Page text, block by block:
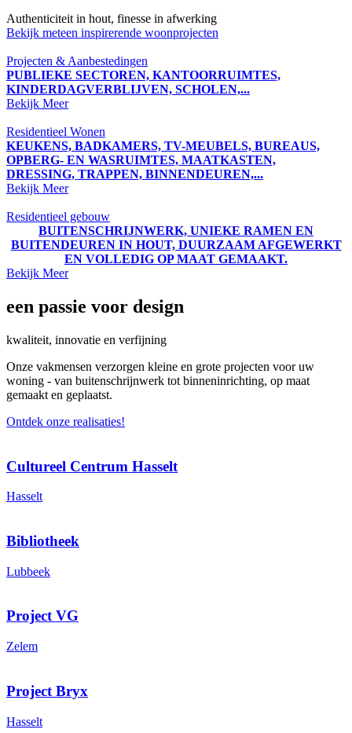
Authenticiteit in hout, finesse in afwerking
Bekijk meteen inspirerende woonprojecten
Projecten & Aanbestedingen
PUBLIEKE SECTOREN, KANTOORRUIMTES,
KINDERDAGVERBLIJVEN, SCHOLEN,...
Bekijk Meer
Residentieel Wonen
KEUKENS, BADKAMERS, TV-MEUBELS, BUREAUS,
OPBERG- EN WASRUIMTES, MAATKASTEN,
DRESSING, TRAPPEN, BINNENDEUREN,...
Bekijk Meer
Residentieel gebouw
BUITENSCHRIJNWERK, UNIEKE RAMEN EN
BUITENDEUREN IN HOUT, DUURZAAM AFGEWERKT
EN VOLLEDIG OP MAAT GEMAAKT.
Bekijk Meer
een passie voor design
kwaliteit, innovatie en verfijning
Onze vakmensen verzorgen kleine en grote projecten voor uw
woning - van buitenschrijnwerk tot binneninrichting, op maat
gemaakt en geplaatst.
Ontdek onze realisaties!
Cultureel Centrum Hasselt
Hasselt
Bibliotheek
Lubbeek
Project VG
Zelem
Project Bryx
Hasselt